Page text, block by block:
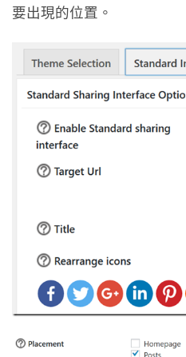
要出現的位置。